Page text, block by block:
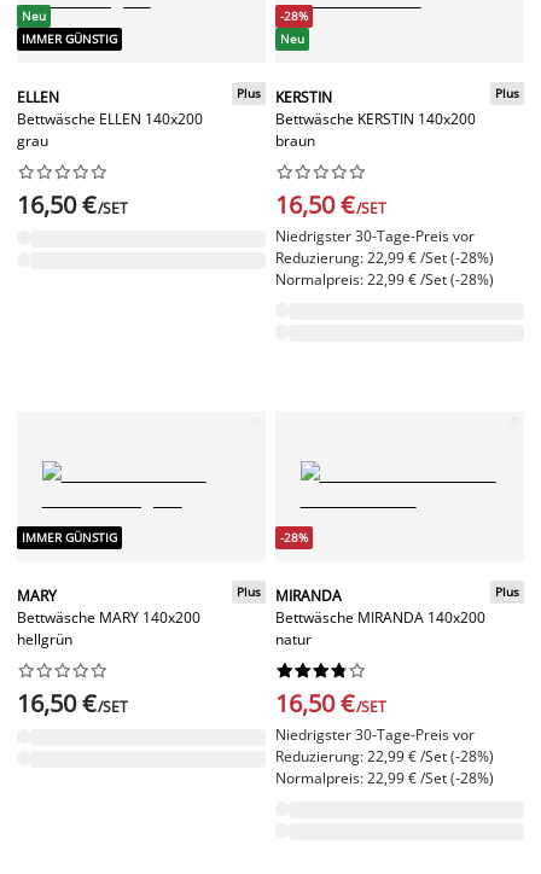
Neu
IMMER GÜNSTIG
ELLEN
Bettwäsche ELLEN 140x200
grau
Plus






16,50 €/SET
-28%
Neu
KERSTIN
Bettwäsche KERSTIN 140x200
braun
Plus






16,50 €/SET
Niedrigster 30-Tage-Preis vor
Reduzierung: 22,99 € /Set (-28%)
Normalpreis: 22,99 € /Set (-28%)
IMMER GÜNSTIG
MARY
Bettwäsche MARY 140x200
hellgrün
Plus






16,50 €/SET
-28%
MIRANDA
Bettwäsche MIRANDA 140x200
natur
Plus






16,50 €/SET
Niedrigster 30-Tage-Preis vor
Reduzierung: 22,99 € /Set (-28%)
Normalpreis: 22,99 € /Set (-28%)